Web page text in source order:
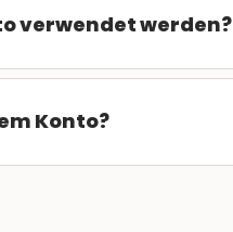
verwendet werden?
Konto?